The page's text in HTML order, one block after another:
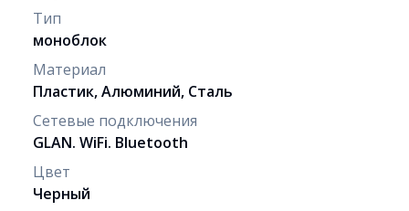
Тип
моноблок
Материал
Пластик, Алюминий, Сталь
Сетевые подключения
GLAN. WiFi. Bluetooth
Цвет
Черный